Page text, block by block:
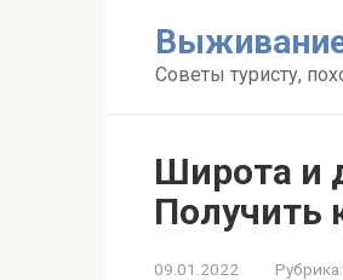
Советы туристу,
Широта и
Получить
09.01.2022 Рубрика: